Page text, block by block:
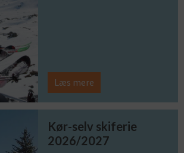
Læs mere
Kør-selv skiferie
2026/2027